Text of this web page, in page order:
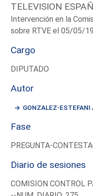
TELEVISION
Intervención en la
sobre RTVE el 05/05/
Cargo
DIPUTADO
Autor
GONZALEZ-ESTEFANI
Fase
PREGUNTA-
Diario de sesiones
COMISION CONTROL